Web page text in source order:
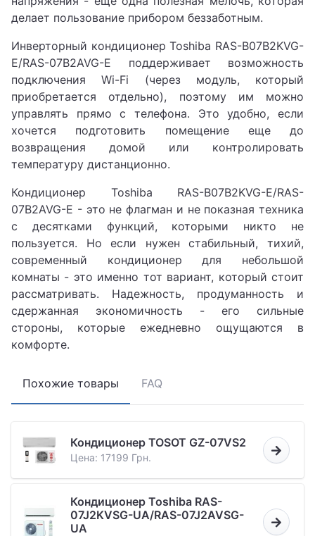
делает пользование прибором беззаботным.
Инверторный кондиционер Toshiba RAS-B07B2KVG-
E/RAS-07B2AVG-E поддерживает возможность
подключения Wi-Fi (через модуль, который
приобретается отдельно), поэтому им можно
управлять прямо с телефона. Это удобно, если
хочется подготовить помещение еще до
возвращения домой или контролировать
температуру дистанционно.
Кондиционер Toshiba RAS-B07B2KVG-E/RAS-
07B2AVG-E - это не флагман и не показная техника
с десятками функций, которыми никто не
пользуется. Но если нужен стабильный, тихий,
современный кондиционер для небольшой
комнаты - это именно тот вариант, который стоит
рассматривать. Надежность, продуманность и
сдержанная экономичность - его сильные
стороны, которые ежедневно ощущаются в
комфорте.
Похожие товары FAQ
Кондиционер TOSOT GZ-07VS2
Цена: 17199 Грн.
Кондиционер Toshiba RAS-
07J2KVSG-UA/RAS-07J2AVSG-
UA